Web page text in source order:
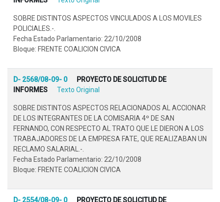
SOBRE DISTINTOS ASPECTOS VINCULADOS A LOS MOVILES
POLICIALES.-.
Fecha Estado Parlamentario: 22/10/2008
Bloque: FRENTE COALICION CIVICA
D- 2568/08-09- 0
PROYECTO DE SOLICITUD DE
INFORMES
Texto Original
SOBRE DISTINTOS ASPECTOS RELACIONADOS AL ACCIONAR
DE LOS INTEGRANTES DE LA COMISARIA 4º DE SAN
FERNANDO, CON RESPECTO AL TRATO QUE LE DIERON A LOS
TRABAJADORES DE LA EMPRESA FATE, QUE REALIZABAN UN
RECLAMO SALARIAL.-.
Fecha Estado Parlamentario: 22/10/2008
Bloque: FRENTE COALICION CIVICA
D- 2554/08-09- 0
PROYECTO DE SOLICITUD DE